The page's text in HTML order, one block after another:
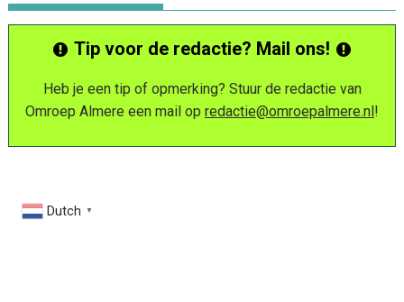
Tip voor de redactie? Mail ons!
Heb je een tip of opmerking? Stuur de redactie van
Omroep Almere een mail op redactie@omroepalmere.nl!
Dutch ▼